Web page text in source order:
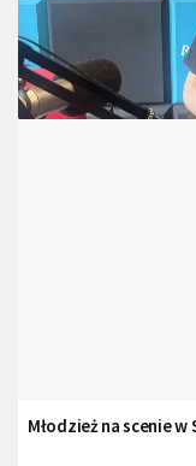
Młodzież na scenie